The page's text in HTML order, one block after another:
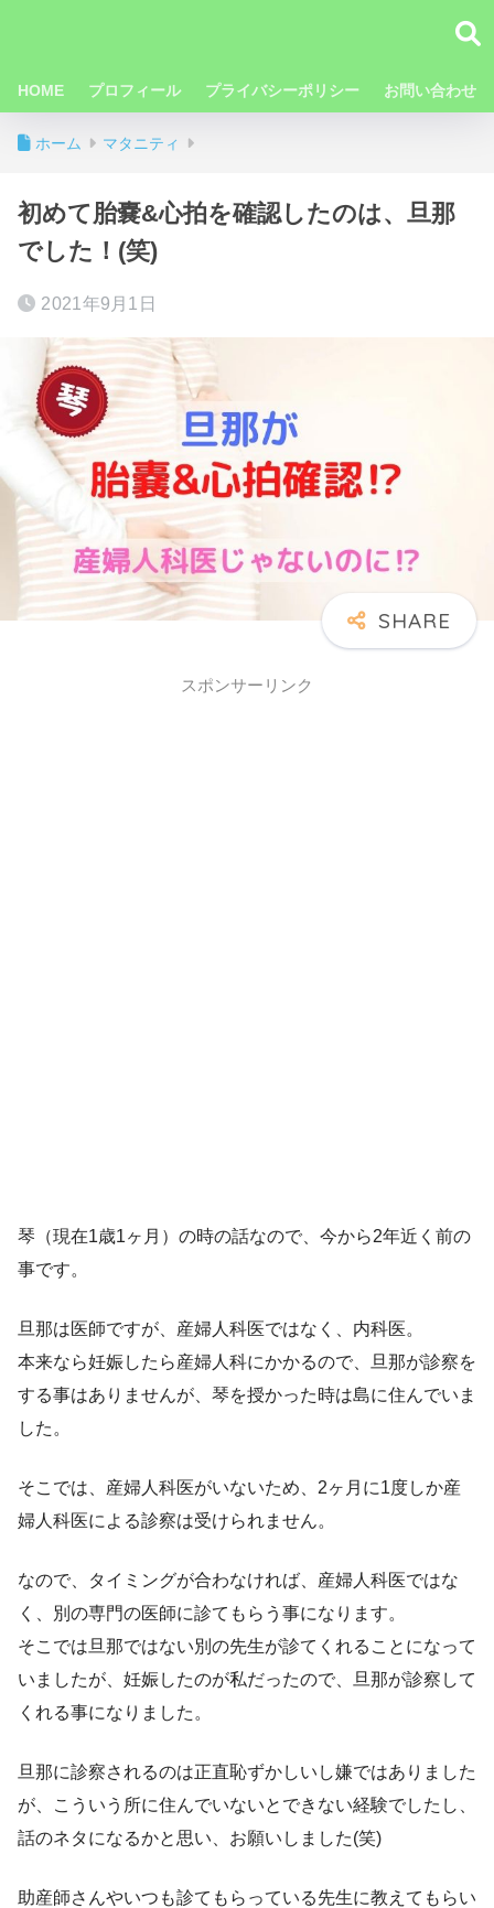
HOME プロフィール プライバシーポリシー お問い合わせ
ホーム マタニティ
初めて胎嚢&心拍を確認したのは、旦那
でした！(笑)
2021年9月1日
スポンサーリンク
琴（現在1歳1ヶ月）の時の話なので、今から2年近く前の
事です。
旦那は医師ですが、産婦人科医ではなく、内科医。
本来なら妊娠したら産婦人科にかかるので、旦那が診察を
する事はありませんが、琴を授かった時は島に住んでいま
した。
そこでは、産婦人科医がいないため、2ヶ月に1度しか産
婦人科医による診察は受けられません。
なので、タイミングが合わなければ、産婦人科医ではな
く、別の専門の医師に診てもらう事になります。
そこでは旦那ではない別の先生が診てくれることになって
いましたが、妊娠したのが私だったので、旦那が診察して
くれる事になりました。
旦那に診察されるのは正直恥ずかしいし嫌ではありました
が、こういう所に住んでいないとできない経験でしたし、
話のネタになるかと思い、お願いしました(笑)
助産師さんやいつも診てもらっている先生に教えてもらい